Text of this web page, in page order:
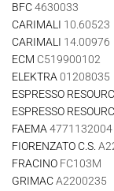
BFC4630033
CARIMALI 10.60523
CARIMALI 14.00976
ECM C519900102
ELEKTRA 01208035
ESPRESSO
ESPRESSO
FAEMA 4771132004
FIORENZATO C.S.
FRACINO FC103M
GRIMACA2200235